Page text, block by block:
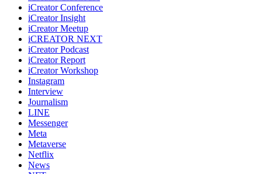
iCreator Conference
iCreator Insight
iCreator Meetup
iCREATOR NEXT
iCreator Podcast
iCreator Report
iCreator Workshop
Instagram
Interview
Journalism
LINE
Messenger
Meta
Metaverse
Netflix
News